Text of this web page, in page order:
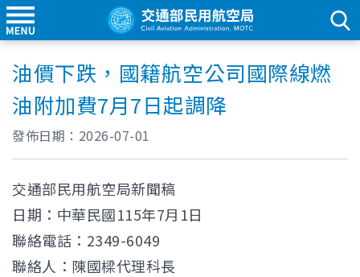
油價下跌，國籍航空公司國際線燃
油附加費7月7日起調降
發佈日期： 2026-07-01
交通部民用航空局新聞稿
日期：中華民國115年7月1日
聯絡電話：2349-6049
聯絡人：陳國樑代理科長